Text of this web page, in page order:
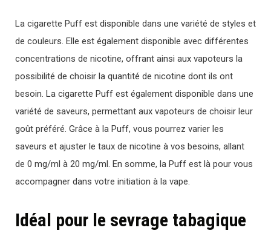
La cigarette Puff est disponible dans une variété de styles et
de couleurs. Elle est également disponible avec différentes
concentrations de nicotine, offrant ainsi aux vapoteurs la
possibilité de choisir la quantité de nicotine dont ils ont
besoin. La cigarette Puff est également disponible dans une
variété de saveurs, permettant aux vapoteurs de choisir leur
goût préféré. Grâce à la Puff, vous pourrez varier les
saveurs et ajuster le taux de nicotine à vos besoins, allant
de 0 mg/ml à 20 mg/ml En somme, la Puff est là pour vous
accompagner dans votre initiation à la vape
Idéal pour le sevrage tabagique